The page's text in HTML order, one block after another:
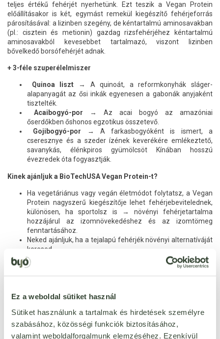
Ez a weboldal sütiket használ
Sütiket használunk a tartalmak és hirdetések személyre
szabásához, közösségi funkciók biztosításához,
valamint weboldalforgalmunk elemzéséhez. Ezenkívül
teljes értékű fehérjét nyerhetünk. Ezt teszik a Vegan Protein
előállításakor is két, egymást remekül kiegészítő fehérjeforrás
párosításával: a lizinben szegény, de kéntartalmú aminosavakban
(pl.: cisztein és metionin) gazdag rizsfehérjéhez kéntartalmú
aminosavakból kevesebbet tartalmazó, viszont lizinben
bővelkedő borsófehérjét adnak.
+ 3-féle szuperélelmiszer
Quinoa liszt → A quinoát, a reformkonyhák sláger-
alapanyagát az ősi inkák egyenesen a gabonák anyjaként
tisztelték.
Acaibogyó-por → Az acai bogyó az amazóniai
őserdőkben őshonos egzotikus összetevő.
Gojibogyó-por → A farkasbogyóként is ismert, a
cseresznye és a szeder ízének keverékére emlékeztető,
savanykás, élénkpiros gyümölcsöt Kínában hosszú
évezredek óta fogyasztják.
Kinek ajánljuk a BioTechUSA Vegan Protein-t?
Ha vegetáriánus vagy vegán életmódot folytatsz, a Vegan
Protein nagyszerű kiegészítője lehet fehérjebevitelednek,
különösen, ha sportolsz is → növényi fehérjetartalma
hozzájárul az izomnövekedéshez és az izomtömeg
fenntartásához.
Neked ajánljuk, ha a tejalapú fehérjék növényi alternatíváját
keresed.
Laktózérzékenyeknek.
Gluténérzékenyeknek.
A reformkonyha szerelmeseinek → remekül sűrítheted vele
Továbbá ajánljuk mindenkinek, akik nem csak egészség
figyelnek!
Összetevők:
borsófehérje izolátum, rizsfehérje, L-glutamin,